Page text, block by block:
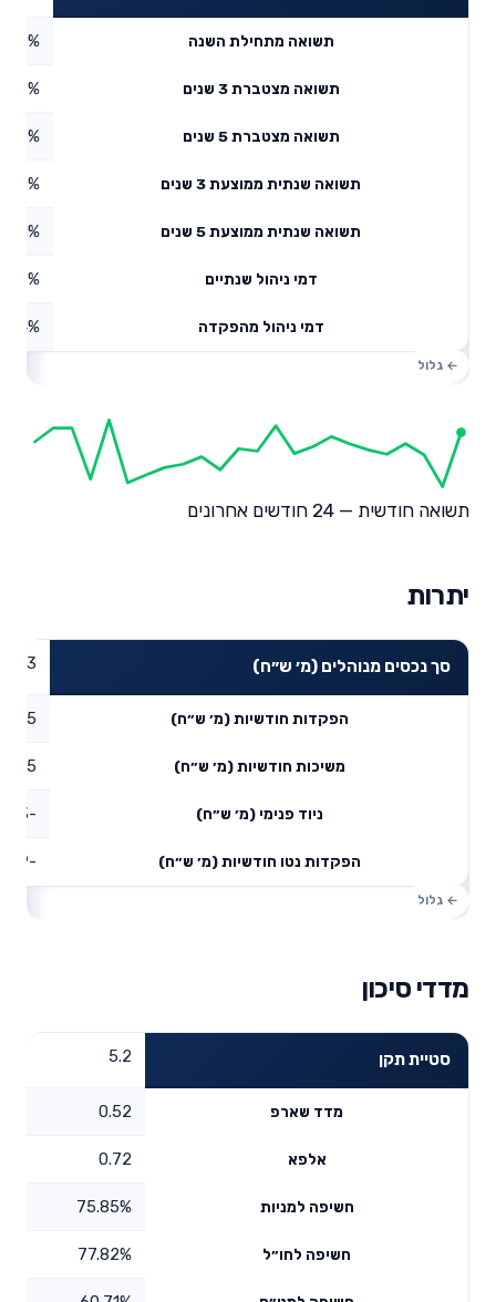
תשואה מתחילת השנה
תשואה מצטברת 3 שנים
תשואה מצטברת 5 שנים
תשואה שנתית ממוצעת 3 שנים
תשואה שנתית ממוצעת 5 שנים 4.91%
דמי ניהול שנתיים
דמי ניהול מהפקדה
תשואה חודשית — 24 חודשים אחרונים
יתרות
סך נכסים מנוהלים (מ׳ ש״ח)
הפקדות חודשיות (מ׳ ש״ח) 1.45
משיכות חודשיות (מ׳ ש״ח) 2.05
ניוד פנימי (מ׳ ש״ח) -4.3
הפקדות נטו חודשיות (מ׳ ש״ח) -4.9
מדדי סיכון
סטיית תקן 5.2
מדד שארפ 0.52
אלפא 0.72
חשיפה למניות 75.85%
חשיפה לחו״ל 77.82%